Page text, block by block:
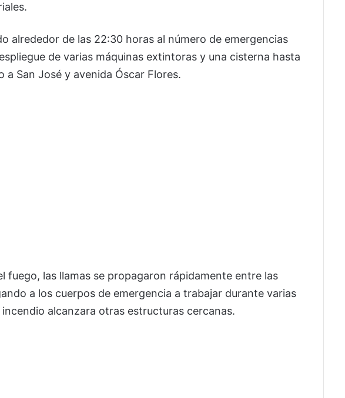
alrededor de las 22:30 horas al número de emergencias
de varias máquinas extintoras y una cisterna hasta
a San José y avenida Óscar Flores.
fuego, las llamas se propagaron rápidamente entre las
a los cuerpos de emergencia a trabajar durante varias
alcanzara otras estructuras cercanas.